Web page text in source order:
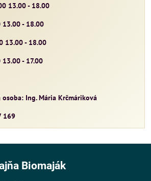
13.00 - 18.00
13.00 - 18.00
13.00 - 18.00
- 17.00
Ing. Mária Krčmáriková
169
Biomaják